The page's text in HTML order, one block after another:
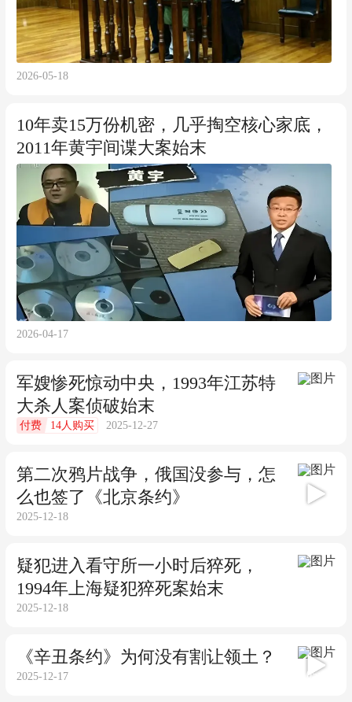
2026-05-18
10年卖15万份机密，几乎掏空核心家底，
2011年黄宇间谍大案始末
2026-04-17
军嫂惨死惊动中央，1993年江苏特
大杀人案侦破始末
付费 14人购买 2025-12-27
第二次鸦片战争，俄国没参与，怎
么也签了《北京条约》
2025-12-18
疑犯进入看守所一小时后猝死，
1994年上海疑犯猝死案始末
2025-12-18
《辛丑条约》为何没有割让领土？
2025-12-17 05:18